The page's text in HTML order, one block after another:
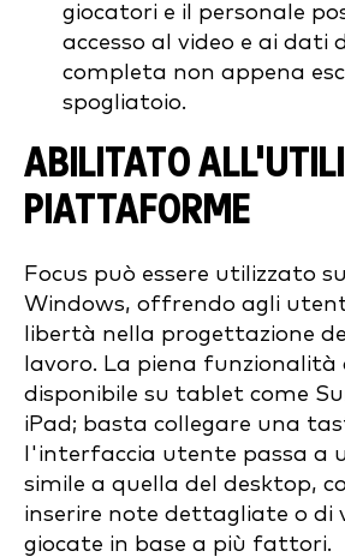
giocatori e il personale
accesso al video e ai dati
completa non appena
spogliatoio.
ABILITATO
PIATTAFORME
Focus può essere utilizzato
Windows, offrendo agli
libertà nella progettazione
lavoro. La piena funzionalità
disponibile su tablet come
iPad; basta collegare una
l'interfaccia utente passa a
simile a quella del desktop,
inserire note dettagliate o di
giocate in base a più fattori.